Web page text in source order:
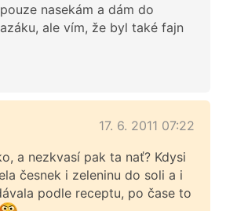
nasekám a dám do
ale vím, že byl také fajn
17. 6. 2011 07:22
a nezkvasí pak ta nať? Kdysi
česnek i zeleninu do soli a i
podle receptu, po čase to